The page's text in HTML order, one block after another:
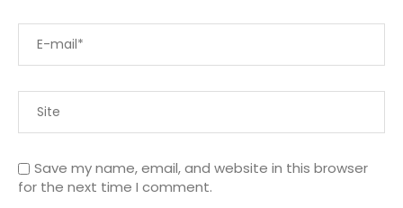
Save my name, email, and website in this browser
for the next time I comment.